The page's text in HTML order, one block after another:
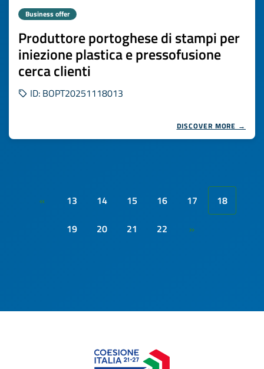
Business offer
Produttore portoghese di stampi per
iniezione plastica e pressofusione
cerca clienti
ID: BOPT20251118013
DISCOVER MORE →
« 13 14 15 16 17
18
19
20 21 22 »